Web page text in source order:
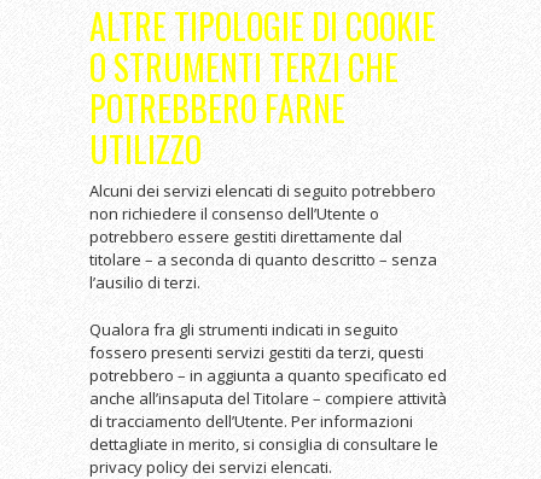
ALTRE TIPOLOGIE DI COOKIE
O STRUMENTI TERZI CHE
POTREBBERO FARNE
UTILIZZO
Alcuni dei servizi elencati di seguito potrebbero
non richiedere il consenso dell’Utente o
potrebbero essere gestiti direttamente dal
titolare – a seconda di quanto descritto – senza
l’ausilio di terzi.
Qualora fra gli strumenti indicati in seguito
fossero presenti servizi gestiti da terzi, questi
potrebbero – in aggiunta a quanto specificato ed
anche all’insaputa del Titolare – compiere attività
di tracciamento dell’Utente. Per informazioni
dettagliate in merito, si consiglia di consultare le
privacy policy dei servizi elencati.